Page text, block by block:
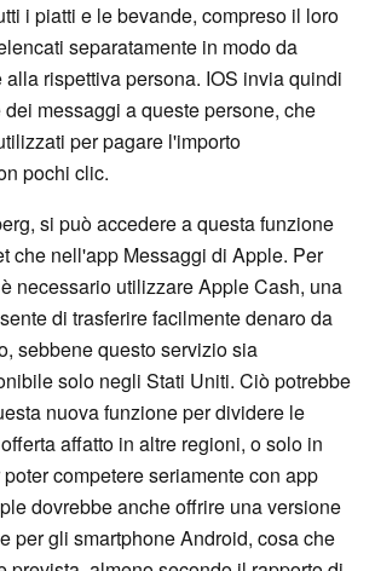
i piatti e le bevande, compreso il loro
separatamente in modo da
rispettiva persona. IOS invia quindi
messaggi a queste persone, che
per pagare l'importo
pochi clic.
si può accedere a questa funzione
che nell'app Messaggi di Apple. Per
necessario utilizzare Apple Cash, una
di trasferire facilmente denaro da
sebbene questo servizio sia
solo negli Stati Uniti. Ciò potrebbe
nuova funzione per dividere le
affatto in altre regioni, o solo in
competere seriamente con app
dovrebbe anche offrire una versione
per gli smartphone Android, cosa che